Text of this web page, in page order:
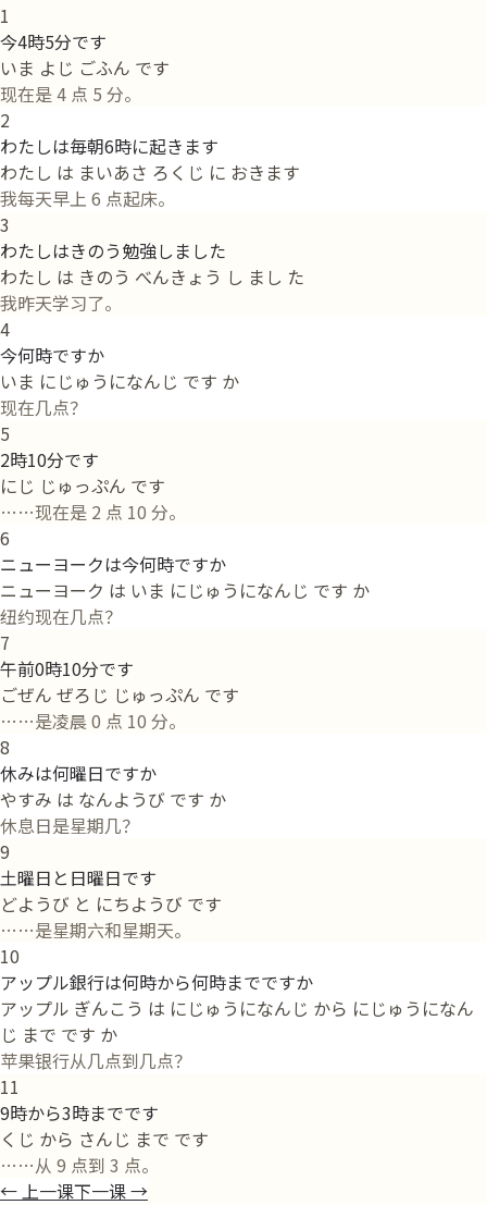
1
今4時5分です
いま よじ ごふん です
现在是 4 点 5 分。
2
わたしは毎朝6時に起きます
わたし は まいあさ ろくじ に おきます
我每天早上 6 点起床。
3
わたしはきのう勉強しました
わたし は きのう べんきょう し まし た
我昨天学习了。
4
今何時ですか
いま にじゅうになんじ です か
现在几点？
5
2時10分です
にじ じゅっぷん です
……现在是 2 点 10 分。
6
ニューヨークは今何時ですか
ニューヨーク は いま にじゅうになんじ です か
纽约现在几点？
7
午前0時10分です
ごぜん ぜろじ じゅっぷん です
……是凌晨 0 点 10 分。
8
休みは何曜日ですか
やすみ は なんようび です か
休息日是星期几？
9
土曜日と日曜日です
どようび と にちようび です
……是星期六和星期天。
10
アップル銀行は何時から何時までですか
アップル ぎんこう は にじゅうになんじ から にじゅうになん
じ まで です か
苹果银行从几点到几点？
11
9時から3時までです
くじ から さんじ まで です
……从 9 点到 3 点。
←上一课下一课→